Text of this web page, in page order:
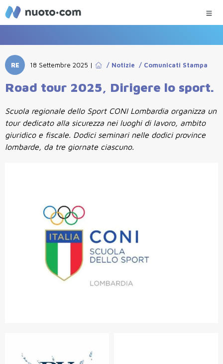
RE 18 Settembre 2025 | / Notizie / Comunicati Stampa
Road tour 2025, Dirigere lo sport.
Scuola regionale dello Sport CONI Lombardia organizza un
tour dedicato alla sicurezza nei luoghi di lavoro, ambito
giuridico e fiscale. Dodici seminari nelle dodici province
lombarde, da tre giornate ciascuno.